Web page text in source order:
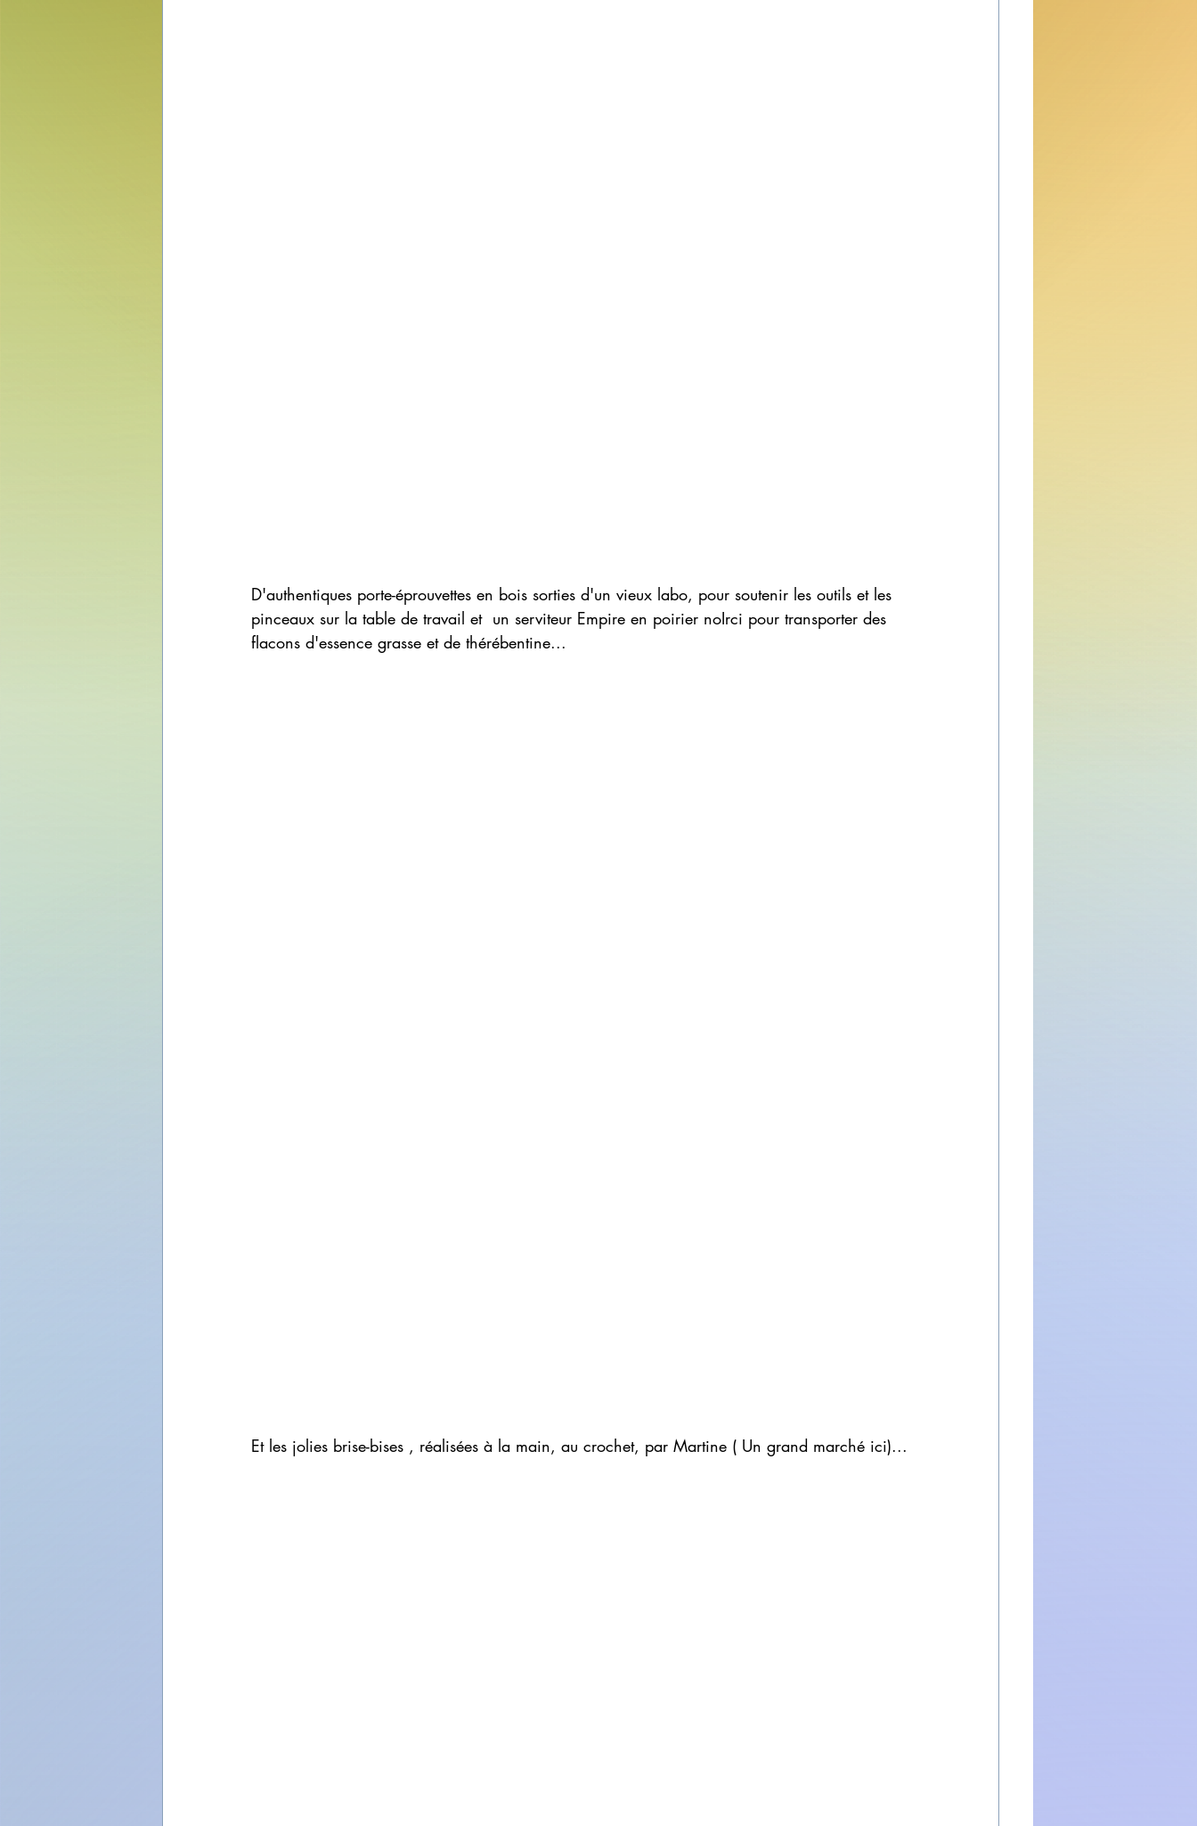
D'authentiques porte-éprouvettes en bois sorties d'un vieux labo, pour soutenir les outils et les
pinceaux sur la table de travail et  un serviteur Empire en poirier noIrci pour transporter des
flacons d'essence grasse et de thérébentine...
Et les jolies brise-bises , réalisées à la main, au crochet, par Martine ( Un grand marché ici)...